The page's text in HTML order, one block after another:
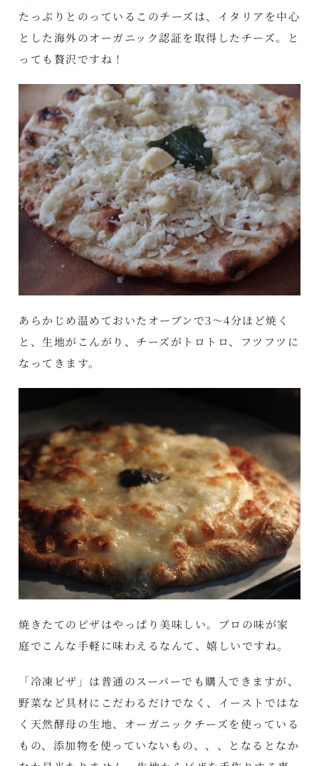
たっぷりとのっているこのチーズは、イタリアを中心
とした海外のオーガニック認証を取得したチーズ。と
っても贅沢ですね！
あらかじめ温めておいたオーブンで3～4分ほど焼く
と、生地がこんがり、チーズがトロトロ、フツフツに
なってきます。
焼きたてのピザはやっぱり美味しい。プロの味が家
庭でこんな手軽に味わえるなんて、嬉しいですね。
「冷凍ピザ」は普通のスーパーでも購入できますが、
野菜など具材にこだわるだけでなく、イーストではな
く天然酵母の生地、オーガニックチーズを使っている
もの、添加物を使っていないもの、、、となるとなか